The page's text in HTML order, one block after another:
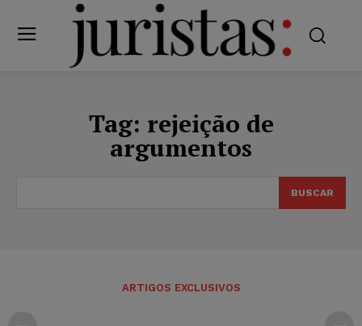
Tag: rejeição de
argumentos
BUSCAR
ARTIGOS EXCLUSIVOS